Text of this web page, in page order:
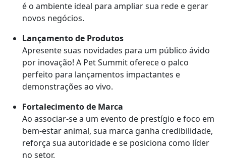
é o ambiente ideal para ampliar sua rede e gerar
novos negócios.
Lançamento de Produtos
Apresente suas novidades para um público ávido
por inovação! A Pet Summit oferece o palco
perfeito para lançamentos impactantes e
demonstrações ao vivo.
Fortalecimento de Marca
Ao associar-se a um evento de prestígio e foco em
bem-estar animal, sua marca ganha credibilidade,
reforça sua autoridade e se posiciona como líder
no setor.